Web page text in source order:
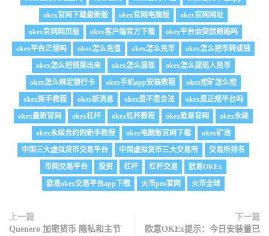
okex官网下载最新版
okex官网电脑版
okex官网网址
okex官网网页版
okex客户端官方下载
okex平台会突然跑路吗
okex平台正规吗
okex怎么充值 okex怎么充币
okex怎么把币转成钱
okex怎么把钱提出来
okex怎么提现
okex怎么提现人民币
okex怎么绑定银行卡
okex手机app安装教程
okex挖矿怎么挖
okex新手教程
okex新消息 okex是不是合法
okex是正规平台吗
okex最新官网
okex杠杆 okex杠杆教程 okex欧易官网
okex永续
okex永续合约的新手教程
okex电脑版官网下载
okex矿池
中国三大虚拟货币交易平台
中国虚拟货币三大交易所
交易所排名
币网交易平台
投资 杠杆 杠杆交易
欧易OKEx
欧易okex交易平台app下载
火币pro官网 火币全球
上一篇
Quenero 加密货币 隐私和主节
下一篇
欧意OKEx提示：今日安装量已